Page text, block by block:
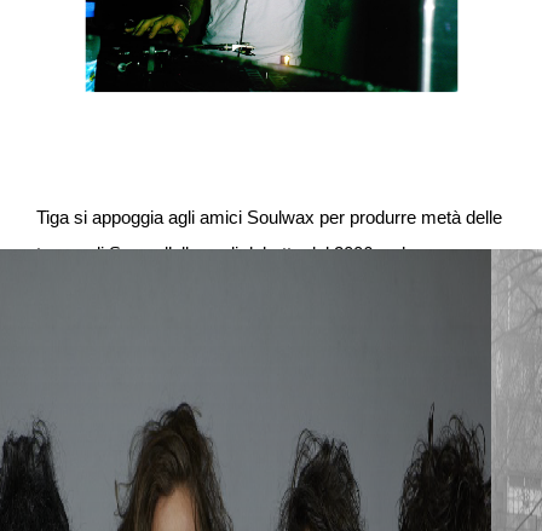
Tiga si appoggia agli amici Soulwax per produrre metà delle
tracce di Sexor, l’album di debutto del 2006 e che
DNA Records e nel 1998 ha fondato la sua etichetta,
la Turbo Recordings. Il Rollover invece, è il gruppo di
promoter e dj che da anni muove la parte più curiosa dei
clubber della città meneghina e che agita l’Apollo come uno